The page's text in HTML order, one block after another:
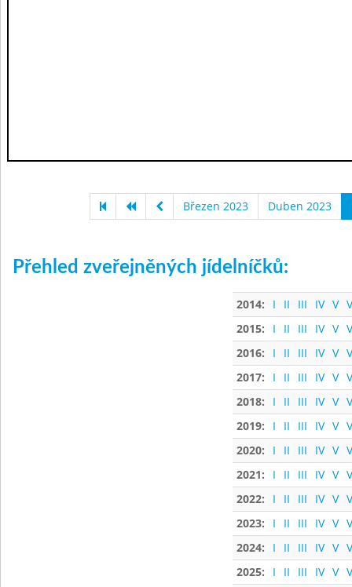
Březen 2023 Duben 2023
Přehled zveřejněných jídelníčků:
2014: I II III IV V
2015:
I II III IV V
2016:
I II III IV V
2017:
I II III IV V
2018:
I II III IV V
2019:
I II III IV V
2020:
I II III IV V
2021:
I II III IV V
2022:
I II III IV V
2023:
I II III IV V
2024:
I II III IV V
2025:
I II III IV V